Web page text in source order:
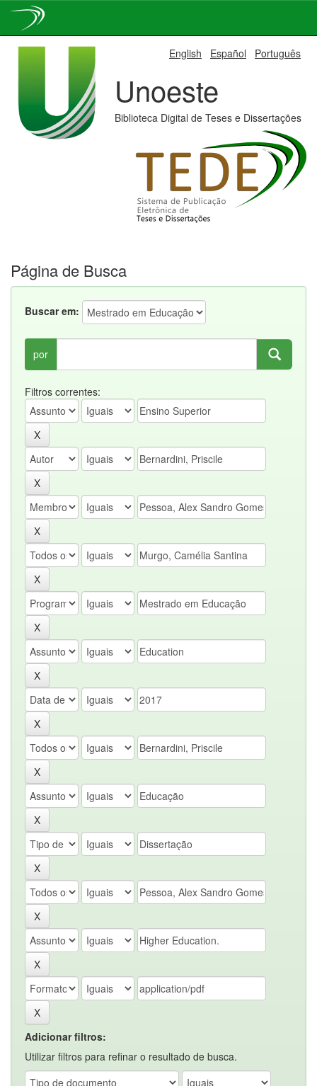
English Español Português
Unoeste
Biblioteca Digital de Teses e Dissertações
Página de Busca
Buscar em:
por
Filtros correntes:
Adicionar filtros:
Utilizar filtros para refinar o resultado de busca.